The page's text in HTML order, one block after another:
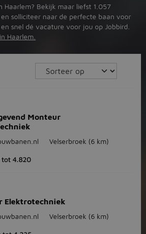
Haarlem? Bekijk maar liefst 1.057
solliciteer naar de perfecte baan voor
snel dé vacature voor jou op Jobbird.
Haarlem.
Monteur
Velserbroek (6 km)
tot 4.820
Elektrotechniek
Velserbroek (6 km)